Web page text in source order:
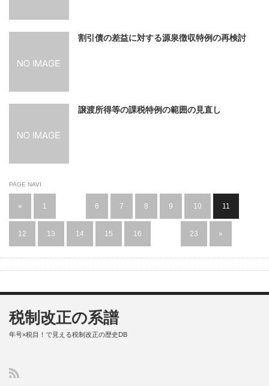
割引債の差益に対する源泉徴収特例の再検討
譲渡所得等の課税特例の範囲の見直し
PAGE NAVI
« 1 6 7 8 9 10 11
12 13 14 15 16 23 »
税制改正の系譜
年号×税目！で見える税制改正の歴史DB